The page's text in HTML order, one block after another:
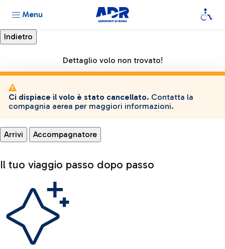
Menu
Dettaglio volo non trovato!
Ci dispiace il volo è stato cancellato. Contatta la
compagnia aerea per maggiori informazioni.
Arrivi Accompagnatore
Il tuo viaggio passo dopo passo